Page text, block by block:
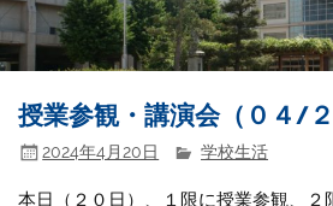
授業参観・講演会（０４/２
2024年4月20日 学校生活
本日（２０日）、１限に授業参観、２